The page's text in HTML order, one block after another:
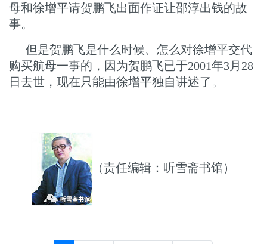
母和徐增平请贺鹏飞出面作证让邵淳出钱的故
事。
但是贺鹏飞是什么时候、怎么对徐增平交代
购买航母一事的，因为贺鹏飞已于2001年3月28
日去世，现在只能由徐增平独自讲述了。
（责任编辑：听雪斋书馆）